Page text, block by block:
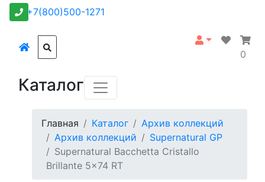
+7(800)500-1271
0
Каталог
Главная Каталог
Архив коллекций
Архив коллекций
Supernatural GP
Supernatural Bacchetta Cristallo
Brillante 5x74 RT